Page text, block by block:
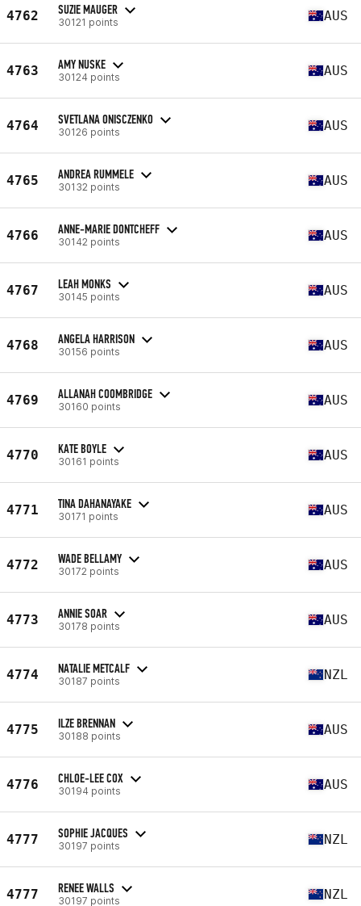
4762 SUZIE MAUGER
30121 points AUS
4763 AMY NUSKE
30124 points AUS
4764 SVETLANA ONISCZENKO
30126 points AUS
4765 ANDREA RUMMELE
30132 points AUS
4766 ANNE-MARIE DONTCHEFF
30142 points AUS
4767 LEAH MONKS
30145 points AUS
4768 ANGELA HARRISON
30156 points AUS
4769 ALLANAH COOMBRIDGE
30160 points AUS
4770 KATE BOYLE
30161 points AUS
4771 TINA DAHANAYAKE
30171 points AUS
4772 WADE BELLAMY
30172 points AUS
4773 ANNIE SOAR
30178 points AUS
4774 NATALIE METCALF
30187 points NZL
4775 ILZE BRENNAN
30188 points AUS
4776 CHLOE-LEE COX
30194 points AUS
4777 SOPHIE JACQUES
30197 points NZL
4777 RENEE WALLS
30197 points NZL